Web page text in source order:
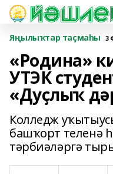
Яңылыҡтар таҫмаһы 3
«Родина»
УТЭК
«Дуҫлыҡ
Колледж
башҡорт теленә
тәрбиәләргә